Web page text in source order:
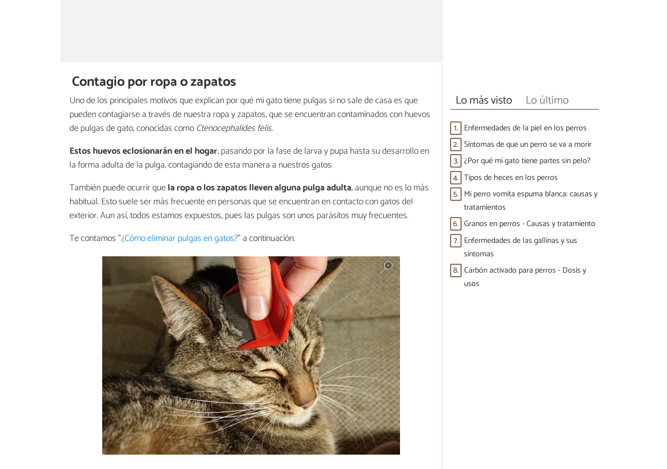
Contagio por ropa o zapatos
Uno de los principales motivos que explican por qué mi gato tiene pulgas si no sale de casa es que
pueden contagiarse a través de nuestra ropa y zapatos, que se encuentran contaminados con huevos
de pulgas de gato, conocidas como Ctenocephalides felis.
Estos huevoseclosionarán en el hogar, pasando por la fase de larva y pupa hasta su desarrollo en
la forma adulta de la pulga, contagiando de esta manera a nuestros gatos.
También puede ocurrir quela ropa o los zapatos lleven alguna pulga adulta, aunque no es lo más
habitual. Esto suele ser más frecuente en personas que se encuentran en contacto con gatos del
exterior. Aun así, todos estamos expuestos, pues las pulgas son unos parásitos muy frecuentes.
Te contamos "¿Cómo eliminar pulgas en gatos?" a continuación.
Lo más visto Lo último
1. Enfermedades de la piel en los perros
2. Síntomas de que un perro se va a morir
3. ¿Por qué mi gato tiene partes sin pelo?
4. Tipos de heces en los perros
5. Mi perro vomita espuma blanca: causas y
tratamientos
6. Granos en perros - Causas y tratamiento
7. Enfermedades de las gallinas y sus
síntomas
8. Carbón activado para perros - Dosis y
usos